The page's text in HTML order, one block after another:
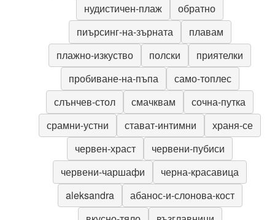
нудистичен-плаж
обратно
пиърсинг-на-зърната
плавам
плажно-изкуство
полски
приятелки
пробиване-на-пъпа
само-топлес
слънчев-стол
смачквам
сочна-путка
срамни-устни
стават-интимни
храня-се
червен-храст
червени-пубиси
червени-чаршафи
черна-красавица
aleksandra
абанос-и-слонова-кост